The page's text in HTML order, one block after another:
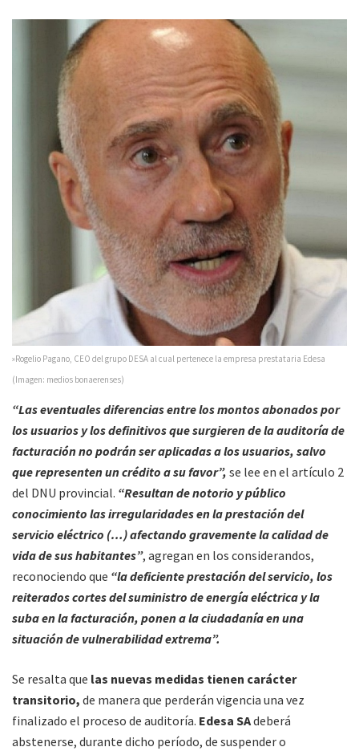
»Rogelio Pagano, CEO del grupo DESA al cual pertenece la empresa prestataria Edesa
(Imagen: medios bonaerenses)
“Las eventuales diferencias entre los montos abonados por
los usuarios y los definitivos que surgieren de la auditoría de
facturación no podrán ser aplicadas a los usuarios, salvo
que representen un crédito a su favor”, se lee en el artículo 2
del DNU provincial. “Resultan de notorio y público
conocimiento las irregularidades en la prestación del
servicio eléctrico (…) afectando gravemente la calidad de
vida de sus habitantes”, agregan en los considerandos,
reconociendo que “la deficiente prestación del servicio, los
reiterados cortes del suministro de energía eléctrica y la
suba en la facturación, ponen a la ciudadanía en una
situación de vulnerabilidad extrema”.
Se resalta que las nuevas medidas tienen carácter
transitorio, de manera que perderán vigencia una vez
finalizado el proceso de auditoría. Edesa SAdeberá
abstenerse, durante dicho período, de suspender o